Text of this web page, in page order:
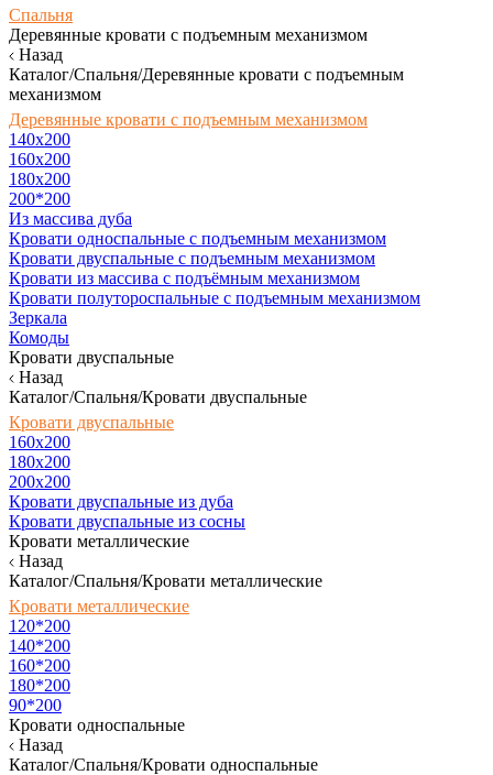
Спальня
Деревянные кровати с подъемным механизмом
Назад
Каталог/Спальня/Деревянные кровати с подъемным
механизмом
Деревянные кровати с подъемным механизмом
140x200
160х200
180х200
200*200
Из массива дуба
Кровати односпальные с подъемным механизмом
Кровати двуспальные с подъемным механизмом
Кровати из массива с подъёмным механизмом
Кровати полутороспальные с подъемным механизмом
Зеркала
Комоды
Кровати двуспальные
Назад
Каталог/Спальня/Кровати двуспальные
Кровати двуспальные
160х200
180x200
200x200
Кровати двуспальные из дуба
Кровати двуспальные из сосны
Кровати металлические
Назад
Каталог/Спальня/Кровати металлические
Кровати металлические
120*200
140*200
160*200
180*200
90*200
Кровати односпальные
Назад
Каталог/Спальня/Кровати односпальные